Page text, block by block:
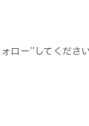
ロー”してくださ